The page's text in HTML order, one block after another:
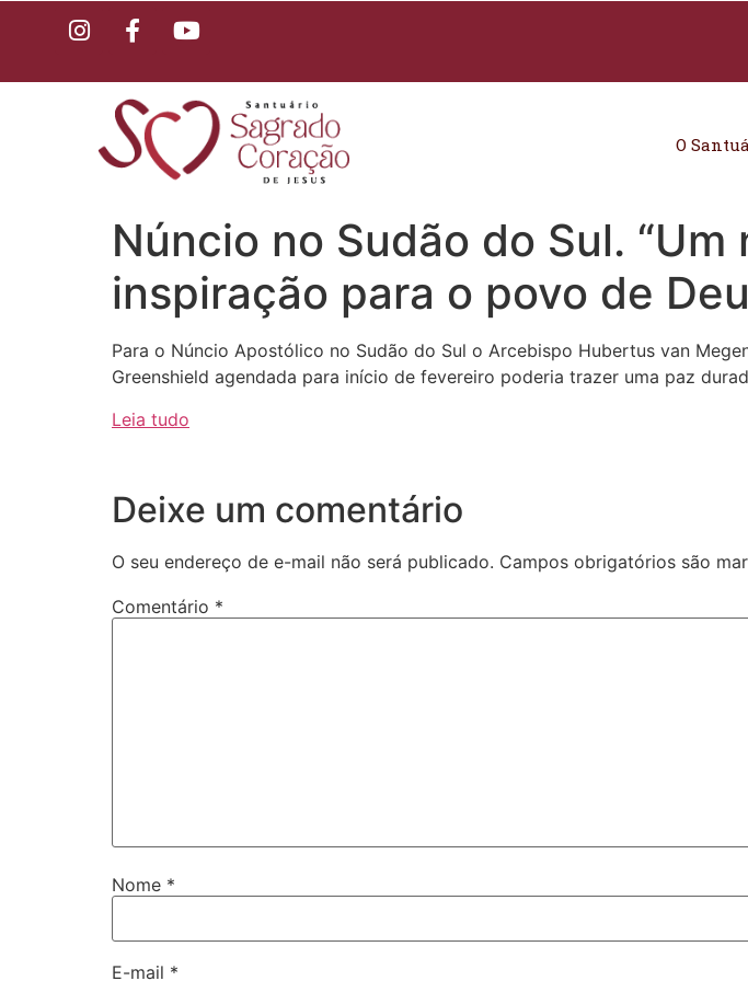
O
Núncio no Sudão do Sul.
inspiração para o povo de
Para o Núncio Apostólico no Sudão do Sul o Arcebispo Hubertus van
Greenshield agendada para início de fevereiro poderia trazer uma paz
Leia tudo
Deixe um comentário
O seu endereço de e-mail não será publicado. Campos obrigatórios são
Comentário *
Nome *
E-mail *